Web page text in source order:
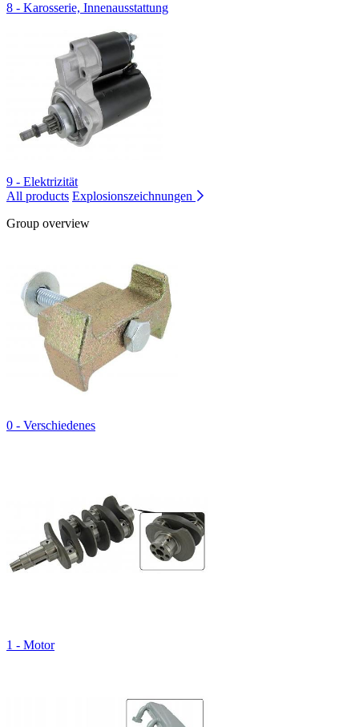
8 - Karosserie, Innenausstattung
9 - Elektrizität
All products Explosionszeichnungen
Group overview
0 - Verschiedenes
1 - Motor